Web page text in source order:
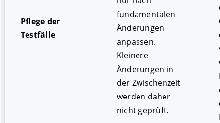
Pflege der
Testfälle
fundamentalen
Änderungen
anpassen.
Kleinere
Änderungen in
der Zwischenzeit
werden daher
nicht geprüft.